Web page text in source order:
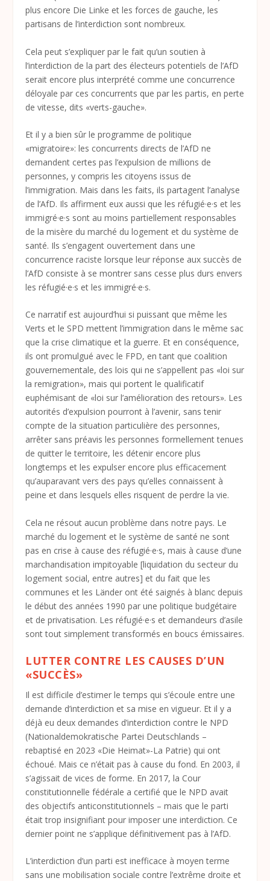
plus encore Die Linke et les forces de gauche, les
partisans de l’interdiction sont nombreux.
Cela peut s’expliquer par le fait qu’un soutien à
l’interdiction de la part des électeurs potentiels de l’AfD
serait encore plus interprété comme une concurrence
déloyale par ces concurrents que par les partis, en perte
de vitesse, dits «verts-gauche».
Et il y a bien sûr le programme de politique
«migratoire»: les concurrents directs de l’AfD ne
demandent certes pas l’expulsion de millions de
personnes, y compris les citoyens issus de
l’immigration. Mais dans les faits, ils partagent l’analyse
de l’AfD. Ils affirment eux aussi que les réfugié·e·s et les
immigré·e·s sont au moins partiellement responsables
de la misère du marché du logement et du système de
santé. Ils s’engagent ouvertement dans une
concurrence raciste lorsque leur réponse aux succès de
l’AfD consiste à se montrer sans cesse plus durs envers
les réfugié·e·s et les immigré·e·s.
Ce narratif est aujourd’hui si puissant que même les
Verts et le SPD mettent l’immigration dans le même sac
que la crise climatique et la guerre. Et en conséquence,
ils ont promulgué avec le FPD, en tant que coalition
gouvernementale, des lois qui ne s’appellent pas «loi sur
la remigration», mais qui portent le qualificatif
euphémisant de «loi sur l’amélioration des retours». Les
autorités d’expulsion pourront à l’avenir, sans tenir
compte de la situation particulière des personnes,
arrêter sans préavis les personnes formellement tenues
de quitter le territoire, les détenir encore plus
longtemps et les expulser encore plus efficacement
qu’auparavant vers des pays qu’elles connaissent à
peine et dans lesquels elles risquent de perdre la vie.
Cela ne résout aucun problème dans notre pays. Le
marché du logement et le système de santé ne sont
pas en crise à cause des réfugié·e·s, mais à cause d’une
marchandisation impitoyable [liquidation du secteur du
logement social, entre autres] et du fait que les
communes et les Länder ont été saignés à blanc depuis
le début des années 1990 par une politique budgétaire
et de privatisation. Les réfugié·e·s et demandeurs d’asile
sont tout simplement transformés en boucs émissaires.
LUTTER CONTRE LES CAUSES D’UN
«SUCCÈS»
Il est difficile d’estimer le temps qui s’écoule entre une
demande d’interdiction et sa mise en vigueur. Et il y a
déjà eu deux demandes d’interdiction contre le NPD
(Nationaldemokratische Partei Deutschlands –
rebaptisé en 2023 «Die Heimat»-La Patrie) qui ont
échoué. Mais ce n’était pas à cause du fond. En 2003, il
s’agissait de vices de forme. En 2017, la Cour
constitutionnelle fédérale a certifié que le NPD avait
des objectifs anticonstitutionnels – mais que le parti
était trop insignifiant pour imposer une interdiction. Ce
dernier point ne s’applique définitivement pas à l’AfD.
L’interdiction d’un parti est inefficace à moyen terme
sans une mobilisation sociale contre l’extrême droite et